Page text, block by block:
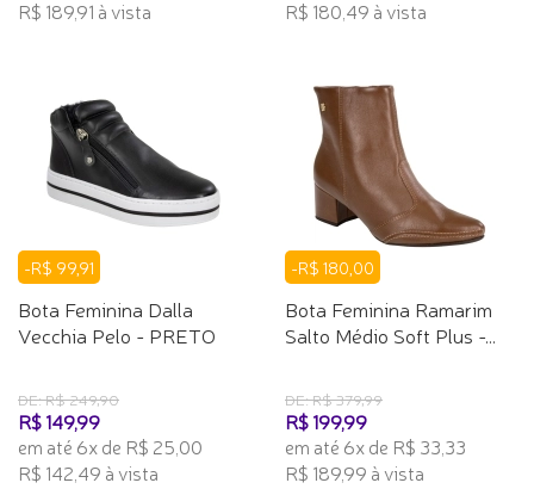
R$ 189,91 à vista
R$ 180,49 à vista
-R$ 99,91
Bota Feminina Dalla
Vecchia Pelo - PRETO
DE: R$ 249,90
R$ 149,99
em até 6x de R$ 25,00
R$ 142,49 à vista
-R$ 180,00
Bota Feminina Ramarim
Salto Médio Soft Plus -...
DE: R$ 379,99
R$ 199,99
em até 6x de R$ 33,33
R$ 189,99 à vista